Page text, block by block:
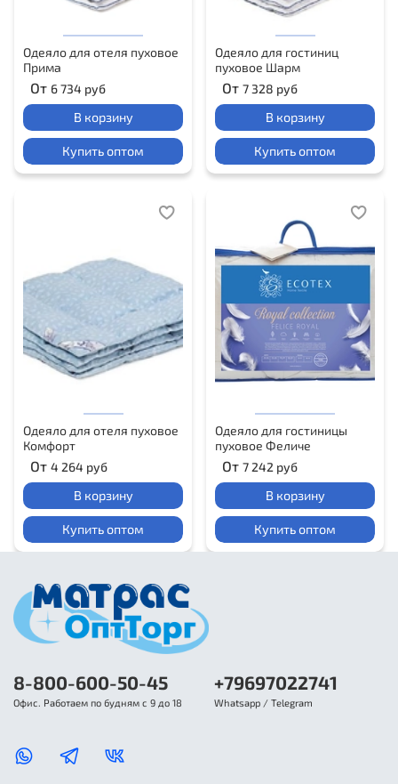
Одеяло для отеля пуховое
Прима
От 6 734 руб
В корзину
Купить оптом
Одеяло для гостиниц
пуховое Шарм
От 7 328 руб
В корзину
Купить оптом
Одеяло для отеля пуховое
Комфорт
От 4 264 руб
В корзину
Купить оптом
Одеяло для гостиницы
пуховое Феличе
От 7 242 руб
В корзину
Купить оптом
8-800-600-50-45
Офис. Работаем по будням с 9 до 18
+79697022741
Whatsapp / Telegram